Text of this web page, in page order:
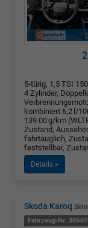
5-türig, 1,5 TSI
4 Zylinder,
kombiniert 6,2 l/
139.00 g/km
Zustand,
fahrtauglich,
feststellbar,
Details »
Skoda Karoq
Fahrzeug-Nr: 385401